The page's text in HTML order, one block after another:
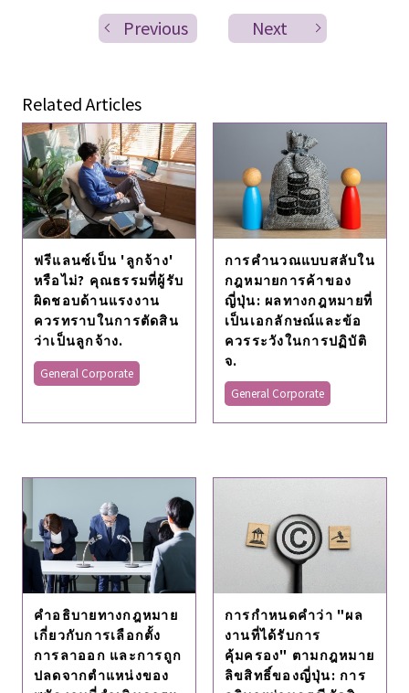
Previous Next
Related Articles
ฟรีแลนซ์เป็น 'ลูกจ้าง'
หรือไม่? คุณธรรมที่ผู้รับ
ผิดชอบด้านแรงงาน
ควรทราบในการตัดสิน
ว่าเป็นลูกจ้าง.
General Corporate
การคํานวณแบบสลับใน
กฎหมายการค้าของ
ญี่ปุ่น: ผลทางกฎหมายที่
เป็นเอกลักษณ์และข้อ
ควรระวังในการปฏิบัติ
จ.
General Corporate
คําอธิบายทางกฎหมาย
เกี่ยวกับการเลือกตั้ง
การลาออก และการถูก
ปลดจากตําแหน่งของ
การกําหนดคําว่า "ผล
งานที่ได้รับการ
คุ้มครอง" ตามกฎหมาย
ลิขสิทธิ์ของญี่ปุ่น: การ